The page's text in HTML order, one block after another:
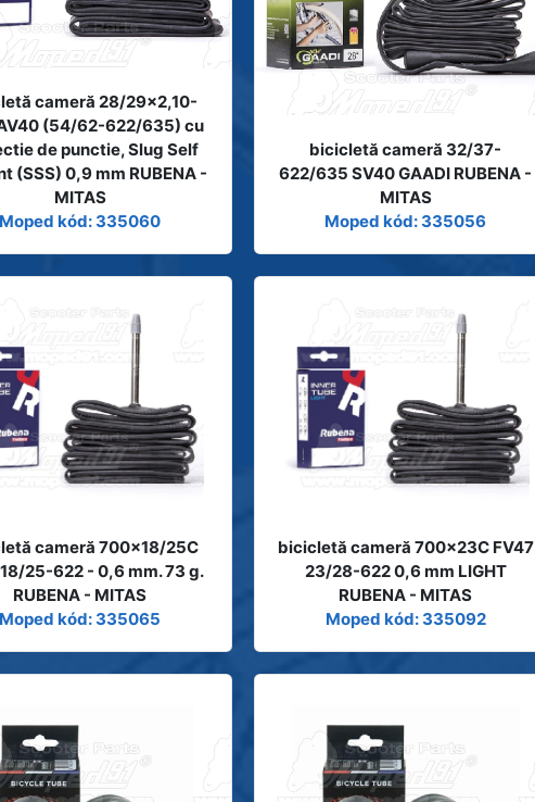
cameră 28/29x2,10-
(54/62-622/635) cu
de punctie, Slug Self
(SSS) 0,9 mm RUBENA -
MITAS
Moped kód: 335060
bicicletă cameră 32/37-
622/635 SV40 GAADI RUBENA -
MITAS
Moped kód: 335056
cameră 700x18/25C
25-622 - 0,6 mm. 73 g.
RUBENA - MITAS
Moped kód: 335065
bicicletă cameră 700x23C FV47
23/28-622 0,6 mm LIGHT
RUBENA - MITAS
Moped kód: 335092